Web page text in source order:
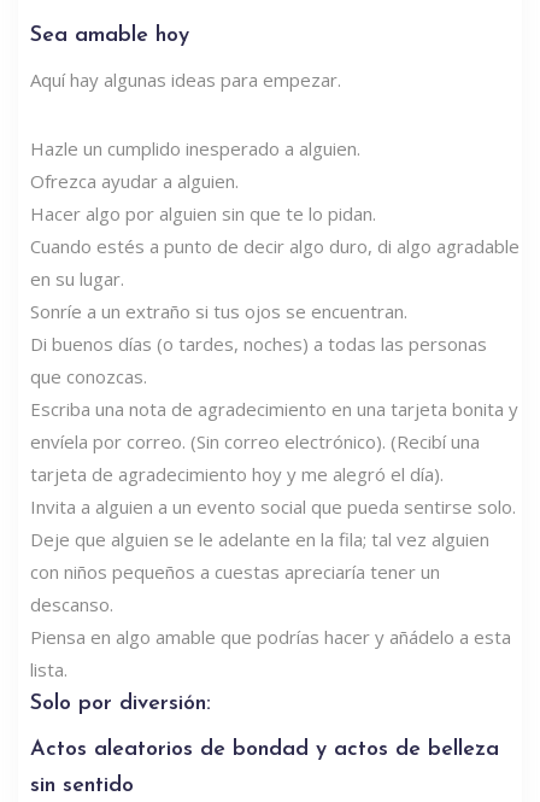
Sea amable hoy
Aquí hay algunas ideas para empezar.
Hazle un cumplido inesperado a alguien.
Ofrezca ayudar a alguien.
Hacer algo por alguien sin que te lo pidan.
Cuando estés a punto de decir algo duro, di algo agradable
en su lugar.
Sonríe a un extraño si tus ojos se encuentran.
Di buenos días (o tardes, noches) a todas las personas
que conozcas.
Escriba una nota de agradecimiento en una tarjeta bonita y
envíela por correo. (Sin correo electrónico). (Recibí una
tarjeta de agradecimiento hoy y me alegró el día).
Invita a alguien a un evento social que pueda sentirse solo.
Deje que alguien se le adelante en la fila; tal vez alguien
con niños pequeños a cuestas apreciaría tener un
descanso.
Piensa en algo amable que podrías hacer y añádelo a esta
lista.
Solo por diversión:
Actos aleatorios de bondad y actos de belleza
sin sentido